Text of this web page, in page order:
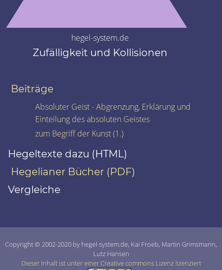
hegel-system.de
Zufälligkeit und Kollisionen
Beiträge
Absoluter Geist - Abgrenzung, Erklärung und
Einteilung des absoluten Geistes
zum Begriff der Kunst (1.)
Hegeltexte dazu (HTML)
Hegelianer Bücher (PDF)
Vergleiche
Copyright © 2002-2020 by hegel-system.de, Kai Froeb, Martin Grimsmann,
Lutz Hansen
Dieser Inhalt ist unter einer Creative commons Lizenz lizenziert